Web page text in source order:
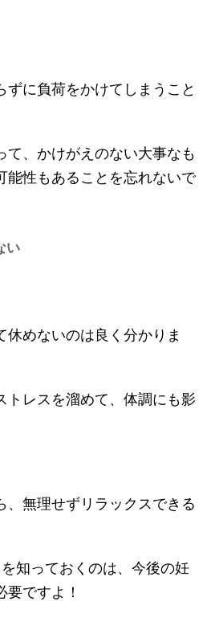
ずに負荷をかけてしまうこと
て、かけがえのない大事なも
能性もあることを忘れないで
い
休めないのは良く分かりま
トレスを溜めて、体調にも影
、無理せずリラックスできる
知っておくのは、今後の妊
ですよ！